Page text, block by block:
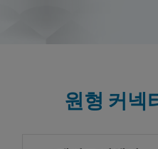
원형 커넥